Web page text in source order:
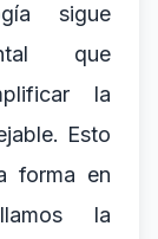
sigue
que
la
Esto
forma en
la